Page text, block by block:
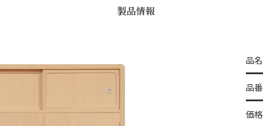
製品情報
品名
品番
価格